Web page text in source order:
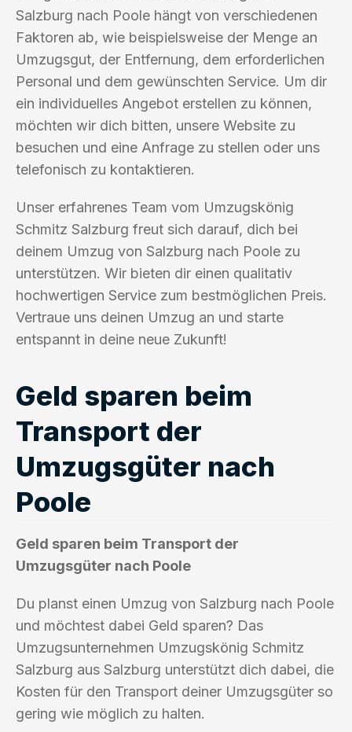
Salzburg nach Poole hängt von verschiedenen
Faktoren ab, wie beispielsweise der Menge an
Umzugsgut, der Entfernung, dem erforderlichen
Personal und dem gewünschten Service. Um dir
ein individuelles Angebot erstellen zu können,
möchten wir dich bitten, unsere Website zu
besuchen und eine Anfrage zu stellen oder uns
telefonisch zu kontaktieren.
Unser erfahrenes Team vom Umzugskönig
Schmitz Salzburg freut sich darauf, dich bei
deinem Umzug von Salzburg nach Poole zu
unterstützen. Wir bieten dir einen qualitativ
hochwertigen Service zum bestmöglichen Preis.
Vertraue uns deinen Umzug an und starte
entspannt in deine neue Zukunft!
Geld sparen beim
Transport der
Umzugsgüter nach
Poole
Geld sparen beim Transport der
Umzugsgüter nach Poole
Du planst einen Umzug von Salzburg nach Poole
und möchtest dabei Geld sparen? Das
Umzugsunternehmen Umzugskönig Schmitz
Salzburg aus Salzburg unterstützt dich dabei, die
Kosten für den Transport deiner Umzugsgüter so
gering wie möglich zu halten.